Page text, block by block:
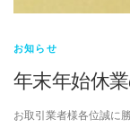
お知らせ
年末年始休
お取引業者様各位誠に